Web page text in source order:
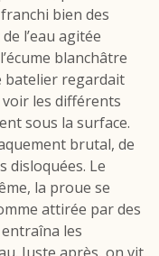
bien des
l’eau agitée
blanchâtre
batelier regardait
voir les différents
sous la surface.
brutal, de
disloquées. Le
la proue se
attirée par des
les